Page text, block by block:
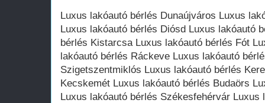
Luxus lakóautó bérlés Dunaújváros Luxus
Luxus lakóautó bérlés Diósd Luxus lakóautó
bérlés Kistarcsa Luxus lakóautó bérlés Fót
lakóautó bérlés Ráckeve Luxus lakóautó
Szigetszentmiklós Luxus lakóautó bérlés
Kecskemét Luxus lakóautó bérlés Budaörs
Luxus lakóautó bérlés Székesfehérvár Luxus